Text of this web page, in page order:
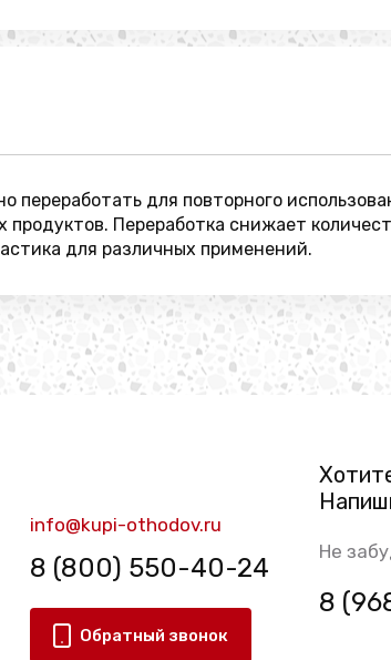
для повторного
Переработка снижает
для различных применений.
info@kupi-othodov.ru
8 (800) 550-40-24
Обратный звонок
Не
8